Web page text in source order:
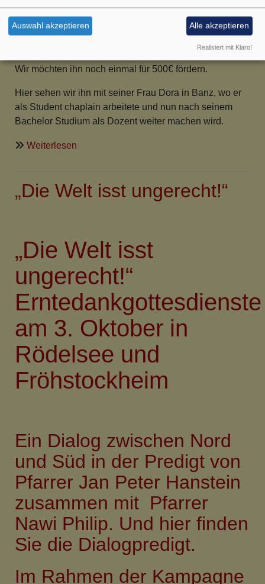
auf
dem
und
Im Anhang die Resultate seines Studium. In seinem
Brief beantragt Pastor Taikeka die Unterstützung für ein
Wir möchten ihn noch einmal für 500€ fördern.
Hier sehen wir ihn mit seiner Frau Dora in Banz, wo er
als Student chaplain arbeitete und nun nach seinem
Bachelor Studium als Dozent weiter machen wird.
Weiterlesen
Pastor
Bachelor-
Studienjahr
„Die Welt isst ungerecht!“
„Die Welt isst
ungerecht!“
Erntedankgottesdienste
am 3. Oktober in
Rödelsee und
Fröhstockheim
Ein Dialog zwischen Nord
und Süd in der Predigt von
Pfarrer Jan Peter Hanstein
zusammen mit Pfarrer
Nawi Philip. Und hier finden
Sie die Dialogpredigt.
Im Rahmen der Kampagne
Auswahl akzeptieren Alle akzeptieren
Realisiert mit Klaro!